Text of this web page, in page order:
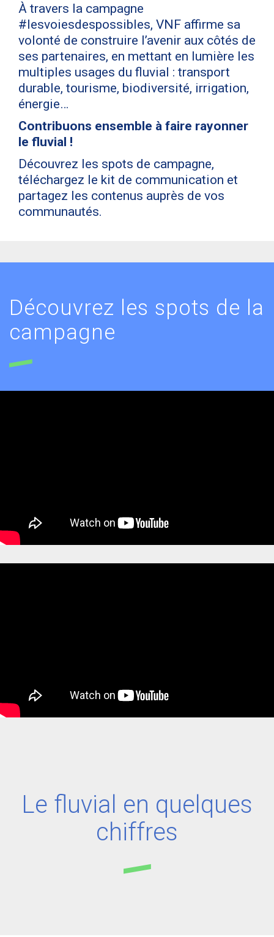
À travers la campagne
#lesvoiesdespossibles, VNF affirme sa
volonté de construire l’avenir aux côtés de
ses partenaires, en mettant en lumière les
multiples usages du fluvial : transport
durable, tourisme, biodiversité, irrigation,
énergie…
Contribuons ensemble à faire rayonner
le fluvial !
Découvrez les spots de campagne,
téléchargez le kit de communication et
partagez les contenus auprès de vos
communautés.
Découvrez les spots de la
campagne
Le fluvial en quelques
chiffres